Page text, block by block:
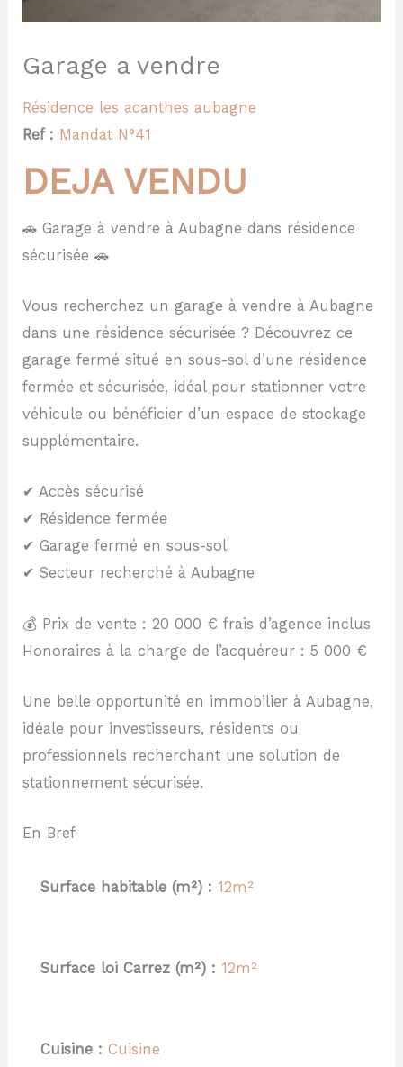
Garage a vendre
Résidence les acanthesaubagne
Ref : Mandat N°41
DEJA VENDU
🚗 Garage à vendre à Aubagne dans résidence
sécurisée 🚗
Vous recherchez un garage à vendre à Aubagne
dans une résidence sécurisée ? Découvrez ce
garage fermé situé en sous-sol d’une résidence
fermée et sécurisée, idéal pour stationner votre
véhicule ou bénéficier d’un espace de stockage
supplémentaire.
✔ Accès sécurisé
✔ Résidence fermée
✔ Garage fermé en sous-sol
✔ Secteur recherché à Aubagne
💰 Prix de vente : 20 000 € frais d’agence inclus
Honoraires à la charge de l’acquéreur : 5 000 €
Une belle opportunité en immobilier à Aubagne,
idéale pour investisseurs, résidents ou
professionnels recherchant une solution de
stationnement sécurisée.
En Bref
Surface habitable (m²) : 12m²
Surface loi Carrez (m²) : 12m²
Cuisine : Cuisine